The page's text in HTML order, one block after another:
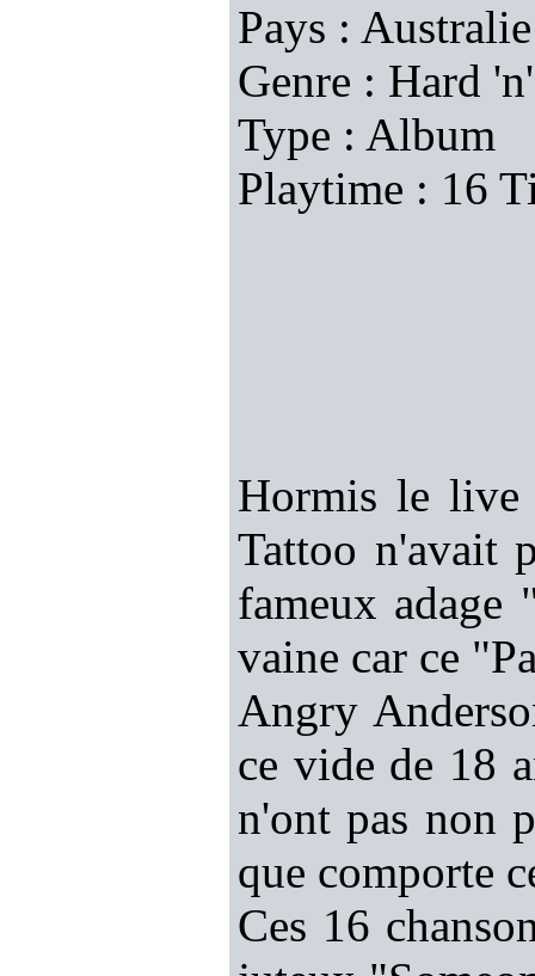
Pays : Australie
Genre : Hard
Type : Album
Playtime : 16
Hormis le live
Tattoo n'avait
fameux adage
vaine car ce
Angry
ce vide de 18
n'ont pas non
que comporte
Ces 16